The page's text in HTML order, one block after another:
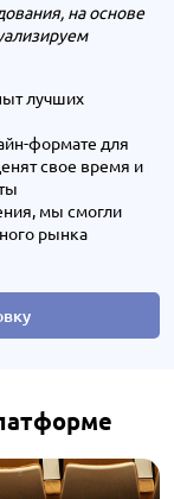
на основе
лучших
формате для
свое время и
мы смогли
рынка